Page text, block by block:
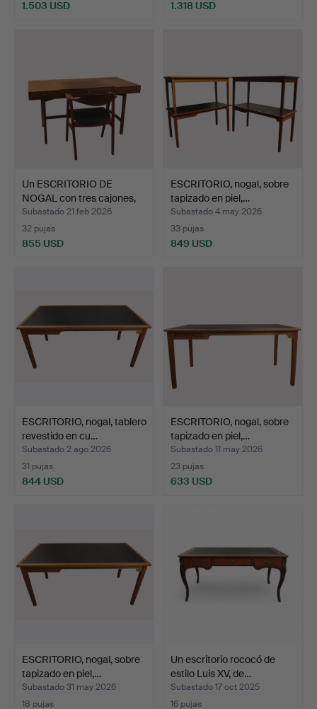
1.503 USD 1.318 USD
Un ESCRITORIO DE
NOGAL con tres cajones,
p…
Subastado 21 feb 2026
32 pujas
855 USD
ESCRITORIO, nogal, sobre
tapizado en piel,…
Subastado 4 may 2026
33 pujas
849 USD
ESCRITORIO, nogal, tablero
revestido en cu…
Subastado 2 ago 2026
31 pujas
844 USD
ESCRITORIO, nogal, sobre
tapizado en piel,…
Subastado 11 may 2026
23 pujas
633 USD
ESCRITORIO, nogal, sobre
tapizado en piel,…
Subastado 31 may 2026
18 pujas
Un escritorio rococó de
estilo Luis XV, de…
Subastado 17 oct 2025
16 pujas